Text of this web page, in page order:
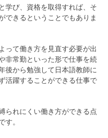
学び、資格を取得すれば、そ
できるということでもありま
って働き方を見直す必要が出
非常勤といった形で仕事を続
後から勉強して日本語教師に
活躍することができる仕事で
られにくい働き方ができる点
す。